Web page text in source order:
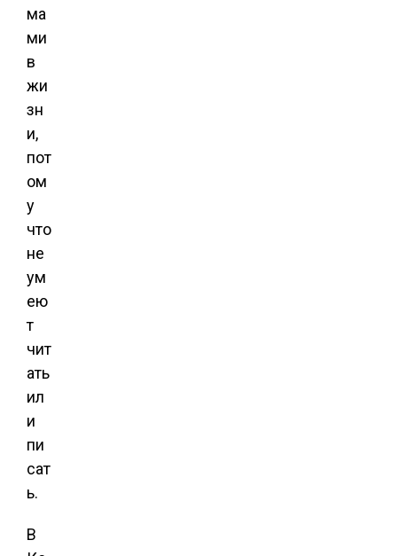
ма
ми
в
жи
зн
и,
пот
ом
у
что
не
ум
ею
т
чит
ать
ил
и
пи
сат
ь.
В